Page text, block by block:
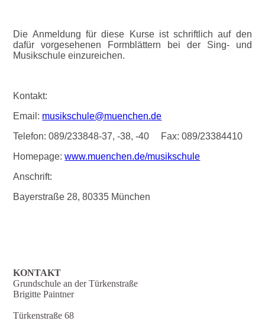
Die Anmeldung für diese Kurse ist schriftlich auf den
dafür vorgesehenen Formblättern bei der Sing- und
Musikschule einzureichen.
Kontakt:
Email: musikschule@muenchen.de
Telefon: 089/233848-37, -38, -40 Fax: 089/23384410
Homepage:www.muenchen.de/musikschule
Anschrift:
Bayerstraße 28, 80335 München
KONTAKT
Grundschule an der Türkenstraße
Brigitte Paintner
Türkenstraße 68